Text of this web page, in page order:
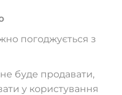
погоджується з
не буде продавати,
у користування